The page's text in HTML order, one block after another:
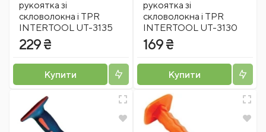
рукоятка зі
скловолокна і TPR
INTERTOOL UT-3135
229 ₴
Купити
рукоятка зі
скловолокна і TPR
INTERTOOL UT-3130
169 ₴
Купити